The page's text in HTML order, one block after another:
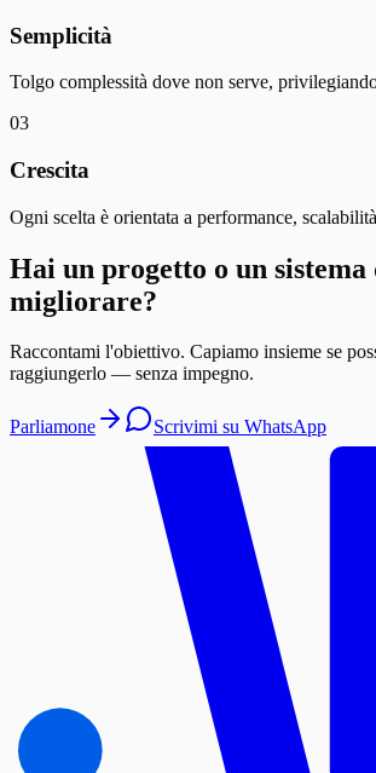
Semplicità
Tolgo complessità dove non serve,
03
Crescita
Ogni scelta è orientata a performance,
Hai un progetto o un sistema
migliorare?
Raccontami l'obiettivo. Capiamo insieme se
raggiungerlo — senza impegno.
Parliamone Scrivimi su WhatsApp